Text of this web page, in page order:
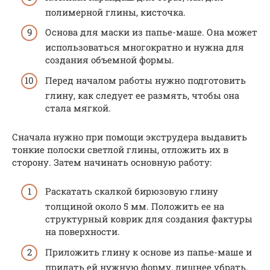
полимерной глины, кисточка.
Основа для маски из папье-маше. Она может
использоваться многократно и нужна для
создания объемной формы.
Перед началом работы нужно подготовить
глину, как следует ее размять, чтобы она
стала мягкой.
Сначала нужно при помощи экструдера выдавить
тонкие полоски светлой глины, отложить их в
сторону. Затем начинать основную работу:
Раскатать скалкой бирюзовую глину
толщиной около 5 мм. Положить ее на
структурный коврик для создания фактуры
на поверхности.
Приложить глину к основе из папье-маше и
придать ей нужную форму, лишнее убрать.